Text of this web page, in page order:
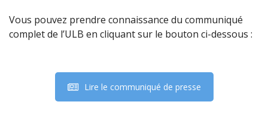
Vous pouvez prendre connaissance du communiqué
complet de l’ULB en cliquant sur le bouton ci-dessous :
Lire le communiqué de presse